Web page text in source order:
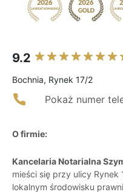
9.2
Bochnia, Rynek 17/2
Pokaż numer
O firmie:
Kancelaria Notarialna
mieści się przy ulicy Rynek
lokalnym środowisku